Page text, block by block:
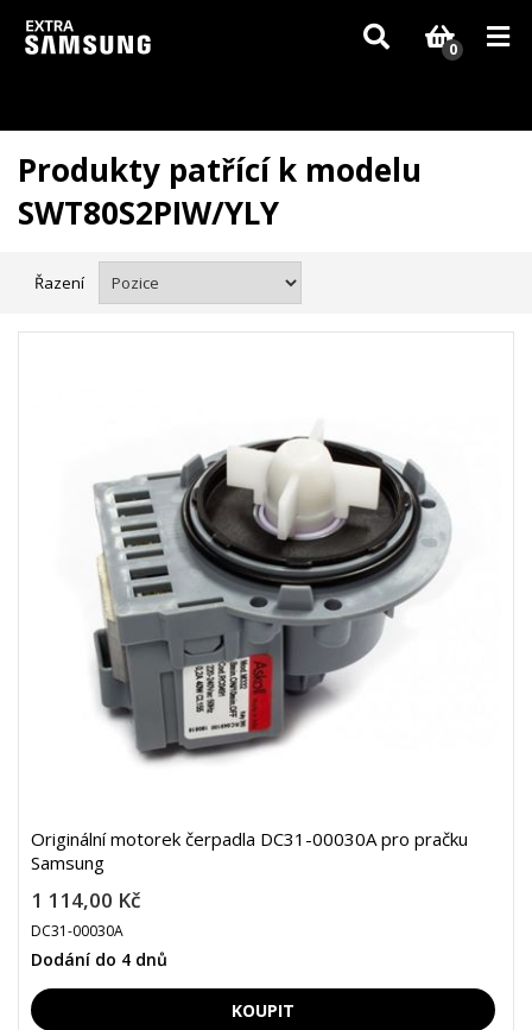
Vzhledem k aktuální situaci se může dodání dílů, které nejsou skladem,
zpozdit. Děkujeme za pochopení.
0
Produkty patřící k modelu
SWT80S2PIW/YLY
Řazení
Originální motorek čerpadla DC31-00030A pro pračku
Samsung
1 114,00 Kč
DC31-00030A
Dodání do 4 dnů